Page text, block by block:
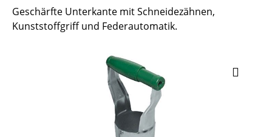
Geschärfte Unterkante mit Schneidezähnen,
Kunststoffgriff und Federautomatik.